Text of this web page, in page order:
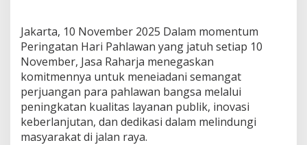
Jakarta, 10 November 2025 Dalam momentum
Peringatan Hari Pahlawan yang jatuh setiap 10
November, Jasa Raharja menegaskan
komitmennya untuk meneiadani semangat
perjuangan para pahlawan bangsa melalui
peningkatan kualitas layanan publik, inovasi
keberlanjutan, dan dedikasi dalam melindungi
masyarakat di jalan raya.